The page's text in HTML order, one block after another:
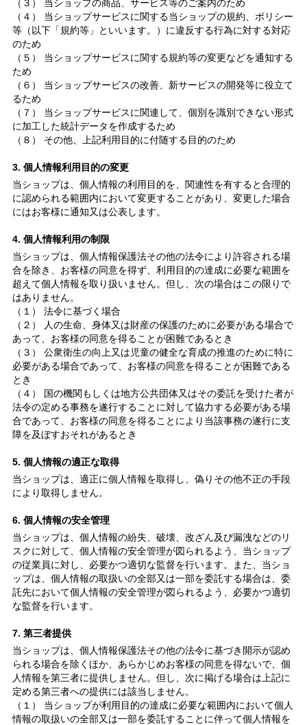
（３） 当ショップの商品、サービス等のご案内のため
（４） 当ショップサービスに関する当ショップの規約、ポリシー
等（以下「規約等」といいます。）に違反する行為に対する対応
のため
（５） 当ショップサービスに関する規約等の変更などを通知する
ため
（６） 当ショップサービスの改善、新サービスの開発等に役立て
るため
（７） 当ショップサービスに関連して、個別を識別できない形式
に加工した統計データを作成するため
（８） その他、上記利用目的に付随する目的のため
3. 個人情報利用目的の変更
当ショップは、個人情報の利用目的を、関連性を有すると合理的
に認められる範囲内において変更することがあり、変更した場合
にはお客様に通知又は公表します。
4. 個人情報利用の制限
当ショップは、個人情報保護法その他の法令により許容される場
合を除き、お客様の同意を得ず、利用目的の達成に必要な範囲を
超えて個人情報を取り扱いません。但し、次の場合はこの限りで
はありません。
（１） 法令に基づく場合
（２） 人の生命、身体又は財産の保護のために必要がある場合で
あって、お客様の同意を得ることが困難であるとき
（３） 公衆衛生の向上又は児童の健全な育成の推進のために特に
必要がある場合であって、お客様の同意を得ることが困難である
とき
（４） 国の機関もしくは地方公共団体又はその委託を受けた者が
法令の定める事務を遂行することに対して協力する必要がある場
合であって、お客様の同意を得ることにより当該事務の遂行に支
障を及ぼすおそれがあるとき
5. 個人情報の適正な取得
当ショップは、適正に個人情報を取得し、偽りその他不正の手段
により取得しません。
6. 個人情報の安全管理
当ショップは、個人情報の紛失、破壊、改ざん及び漏洩などのリ
スクに対して、個人情報の安全管理が図られるよう、当ショップ
の従業員に対し、必要かつ適切な監督を行います。また、当ショ
ップは、個人情報の取扱いの全部又は一部を委託する場合は、委
託先において個人情報の安全管理が図られるよう、必要かつ適切
な監督を行います。
7. 第三者提供
当ショップは、個人情報保護法その他の法令に基づき開示が認め
られる場合を除くほか、あらかじめお客様の同意を得ないで、個
人情報を第三者に提供しません。但し、次に掲げる場合は上記に
定める第三者への提供には該当しません。
（１） 当ショップが利用目的の達成に必要な範囲内において個人
情報の取扱いの全部又は一部を委託することに伴って個人情報を